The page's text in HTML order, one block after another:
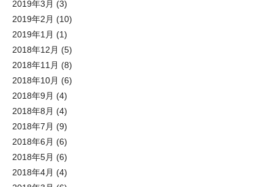
2019年3月 (3)
2019年2月 (10)
2019年1月 (1)
2018年12月 (5)
2018年11月 (8)
2018年10月 (6)
2018年9月 (4)
2018年8月 (4)
2018年7月 (9)
2018年6月 (6)
2018年5月 (6)
2018年4月 (4)